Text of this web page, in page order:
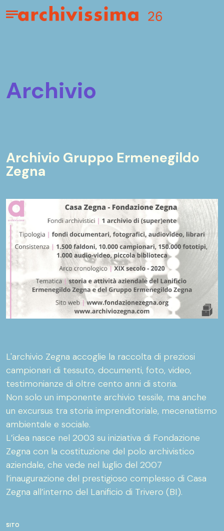
Home page
Apri il menu
archivio
Archivio Gruppo Ermenegildo
Zegna
SITO
L'archivio Zegna accoglie la raccolta di preziosi
campionari di tessuto, documenti, foto, video,
testimonianze di oltre cento anni di storia.
Non solo un imponente archivio tessile, ma anche
un excursus tra storia imprenditoriale, mecenatismo
ambientale e sociale.
L’idea nasce nel 2003 su iniziativa di Fondazione
Zegna con la costituzione del polo archivistico
aziendale, che vede nel luglio del 2007
l’inaugurazione del prestigioso complesso di Casa
Zegna all’interno del Lanificio di Trivero (BI).